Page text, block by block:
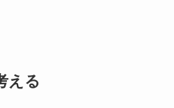
える